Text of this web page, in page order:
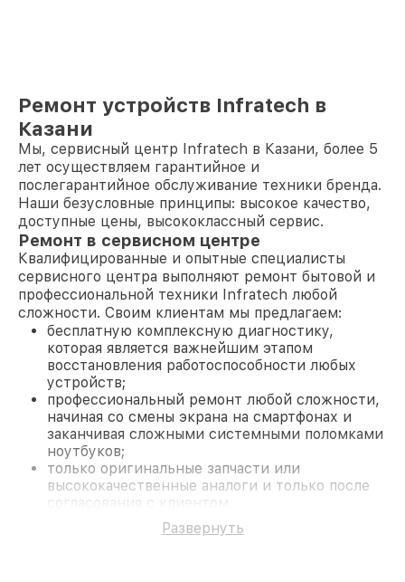
Ремонт устройств Infratech в
Казани
Мы, сервисный центр Infratech в Казани, более 5
лет осуществляем гарантийное и
послегарантийное обслуживание техники бренда.
Наши безусловные принципы: высокое качество,
доступные цены, высококлассный сервис.
Ремонт в сервисном центре
Квалифицированные и опытные специалисты
сервисного центра выполняют ремонт бытовой и
профессиональной техники Infratech любой
сложности. Своим клиентам мы предлагаем:
бесплатную комплексную диагностику,
которая является важнейшим этапом
восстановления работоспособности любых
устройств;
профессиональный ремонт любой сложности,
начиная со смены экрана на смартфонах и
заканчивая сложными системными поломками
ноутбуков;
только оригинальные запчасти или
высококачественные аналоги и только после
согласования с клиентом.
На все работы и замененные комплектующие
предоставляется длительная гарантия. В случае
Развернуть